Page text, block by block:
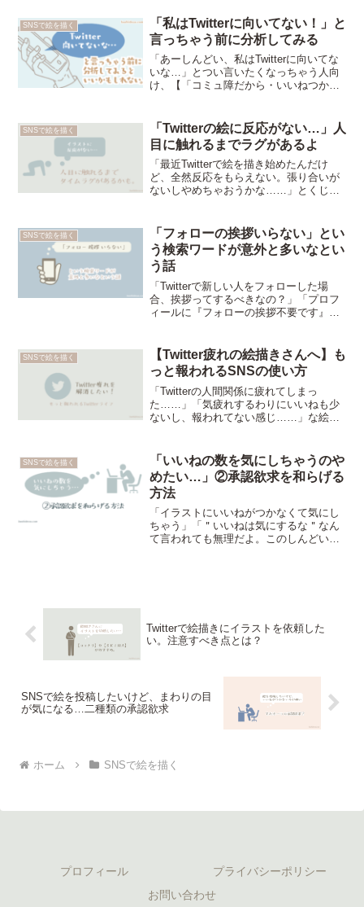
はきちんと距離を取って、自分に合った
使い方をするようにしています。】とい
う記事。
SNSで絵を描く
「私はTwitterに向いてない！」と
言っちゃう前に分析してみる
「あーしんどい、私はTwitterに向いてな
いな…」とつい言いたくなっちゃう人向
け、【「コミュ障だから・いいねつかな
トになるかもしれない、ケース別対策
法】の記事。
SNSで絵を描く
「Twitterの絵に反応がない…」人
目に触れるまでラグがあるよ
「最近Twitterで絵を描き始めたんだけ
ど、全然反応をもらえない。張り合いが
ないしやめちゃおうかな……」とくじけ
グがあるから、まずは3ヶ月続けてみて考
える。】という記事。
SNSで絵を描く
「フォローの挨拶いらない」とい
う検索ワードが意外と多いなとい
う話
「Twitterで新しい人をフォローした場
合、挨拶ってするべきなの？」「プロフ
ィールに『フォローの挨拶不要です』っ
た方がいいよね？」みたいに思っている
人向け【Twitterもっとゆるく適当にやり
たいなって人多いのかもな】という話。
SNSで絵を描く
【Twitter疲れの絵描きさんへ】も
っと報われるSNSの使い方
「Twitterの人間関係に疲れてしまっ
た……」「気疲れするわりにいいねも少
ないし、報われてない感じ……」な絵描
で交流②フォロー整理③ニーズのある環
境を作る】という記事。
SNSで絵を描く
「いいねの数を気にしちゃうのや
めたい…」②承認欲求を和らげる
方法
「イラストにいいねがつかなくて気にし
ちゃう」「＂いいねは気にするな＂なん
て言われても無理だよ。このしんどい承
Twitterで絵描きにイラストを依頼した
い。注意すべき点とは？
SNSで絵を投稿したいけど、まわりの目
が気になる…二種類の承認欲求
ホーム SNSで絵を描く
プロフィール
プライバシーポリシー
お問い合わせ